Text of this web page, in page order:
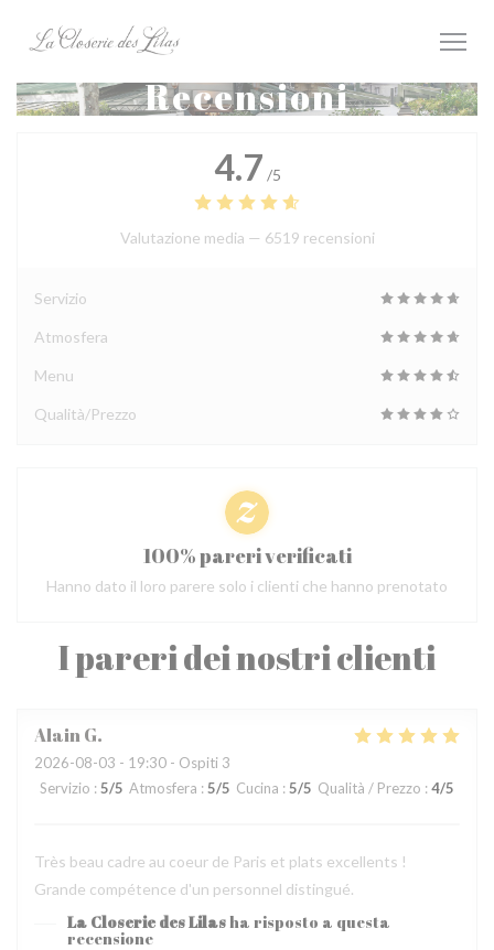
Recensioni
I pareri dei nostri clienti
AlainG
2026-08-03 - 19:30 - Ospiti 3
Servizio : 5/5 Atmosfera : 5/5 Cucina : 5/5 Qualità / Prezzo : 4/5
Très beau cadre au coeur de Paris et plats excellents !
Grande compétence d'un personnel distingué.
La Closerie des Lilasha risposto a questa
recensione
4.7 /5
Valutazione media — 6519 recensioni
Servizio
Atmosfera
Menu
Qualità/Prezzo
100% pareri verificati
Hanno dato il loro parere solo i clienti che hanno prenotato